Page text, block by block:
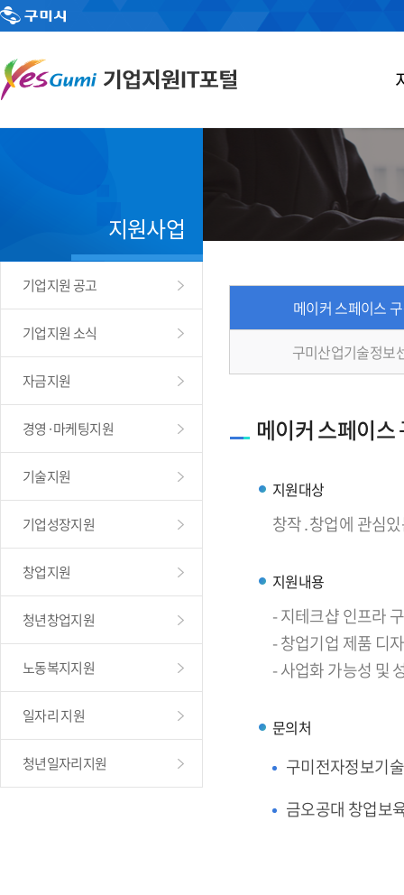
지원사업
기업지원 공고
기업지원 소식
자금지원
경영·마케팅지원
기술지원
기업성장지원
창업지원
청년창업지원
노동복지지원
일자리 지원
청년일자리지원
메이커 스페이스
구미산업기술정보
메이커 스페이
지원대상
창작․창업에 관심
지원내용
- 지테크샵 인프라
- 창업기업 제품 디
- 사업화 가능성 및
문의처
구미전자정보기
금오공대 창업보